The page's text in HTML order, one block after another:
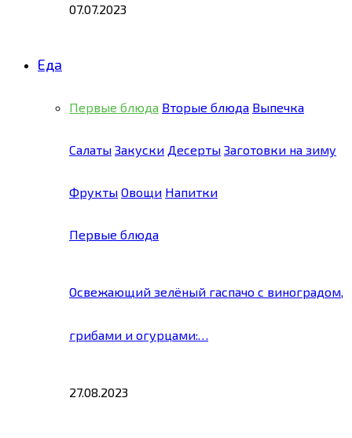
07.07.2023
Еда
Первые блюда Вторые блюда Выпечка
Салаты Закуски Десерты Заготовки на зиму
Фрукты Овощи Напитки
Первые блюда
Освежающий зелёный гаспачо с виноградом,
грибами и огурцами:…
27.08.2023